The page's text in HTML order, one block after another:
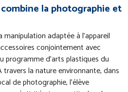
la photographie et
adaptée à l’appareil
conjointement avec
programme d’arts plastiques du
travers la nature environnante, dans
de photographie, l’élève